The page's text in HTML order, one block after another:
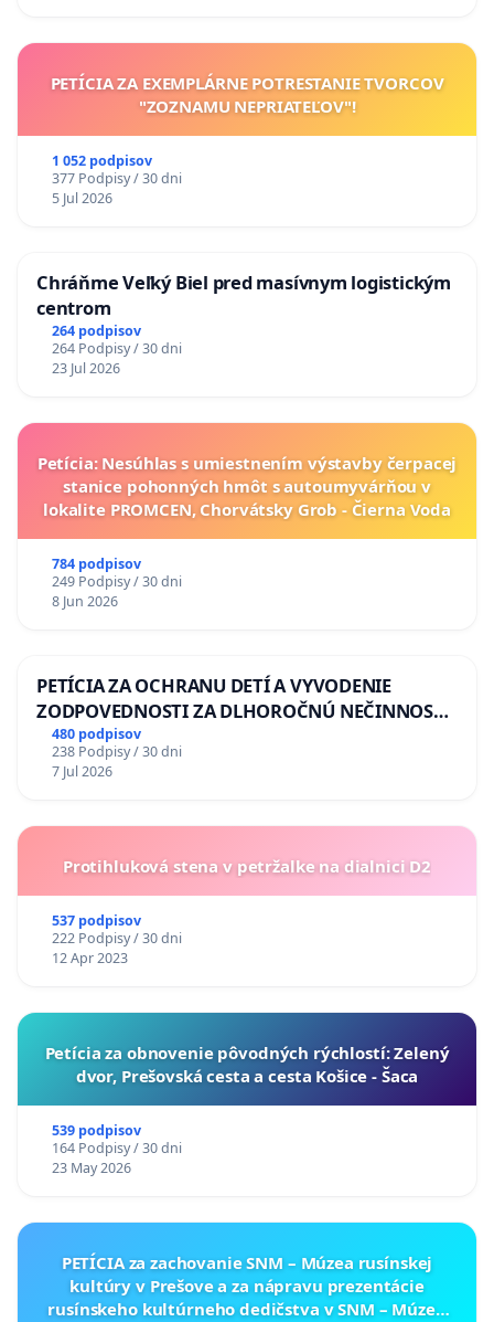
PETÍCIA ZA EXEMPLÁRNE POTRESTANIE TVORCOV
"ZOZNAMU NEPRIATEĽOV"!
1 052 podpisov
377 Podpisy / 30 dni
5 Jul 2026
Chráňme Veľký Biel pred masívnym logistickým
centrom
264 podpisov
264 Podpisy / 30 dni
23 Jul 2026
Petícia: Nesúhlas s umiestnením výstavby čerpacej
stanice pohonných hmôt s autoumyvárňou v
lokalite PROMCEN, Chorvátsky Grob - Čierna Voda
784 podpisov
249 Podpisy / 30 dni
8 Jun 2026
PETÍCIA ZA OCHRANU DETÍ A VYVODENIE
ZODPOVEDNOSTI ZA DLHOROČNÚ NEČINNOSŤ
A ZLYHANIE ŠTÁTU
480 podpisov
238 Podpisy / 30 dni
7 Jul 2026
Protihluková stena v petržalke na dialnici D2
537 podpisov
222 Podpisy / 30 dni
12 Apr 2023
​Petícia za obnovenie pôvodných rýchlostí: Zelený
dvor, Prešovská cesta a cesta Košice - Šaca
539 podpisov
164 Podpisy / 30 dni
23 May 2026
PETÍCIA za zachovanie SNM – Múzea rusínskej
kultúry v Prešove a za nápravu prezentácie
rusínskeho kultúrneho dedičstva v SNM – Múzeu